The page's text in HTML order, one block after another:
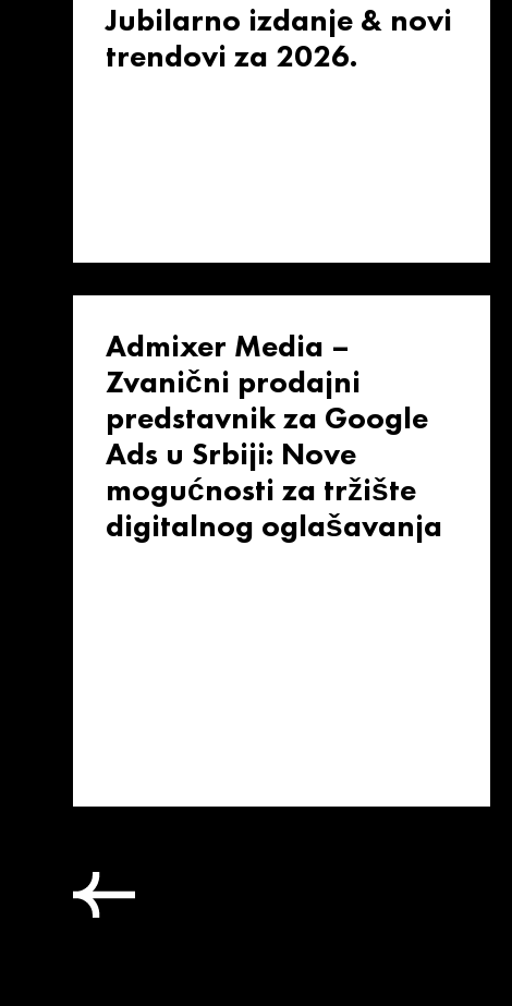
Jubilarno izdanje & novi
trendovi za 2026.
Admixer Media –
Zvanični prodajni
predstavnik za Google
Ads u Srbiji: Nove
mogućnosti za tržište
digitalnog oglašavanja